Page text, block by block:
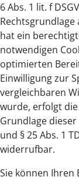
6 Abs. 1 lit. f
hat ein
notwendigen
optimierten
Einwilligung zur
vergleichbaren
wurde, erfolgt
Grundlage dieser
und § 25 Abs. 1
widerrufbar.
Sie können Ihren